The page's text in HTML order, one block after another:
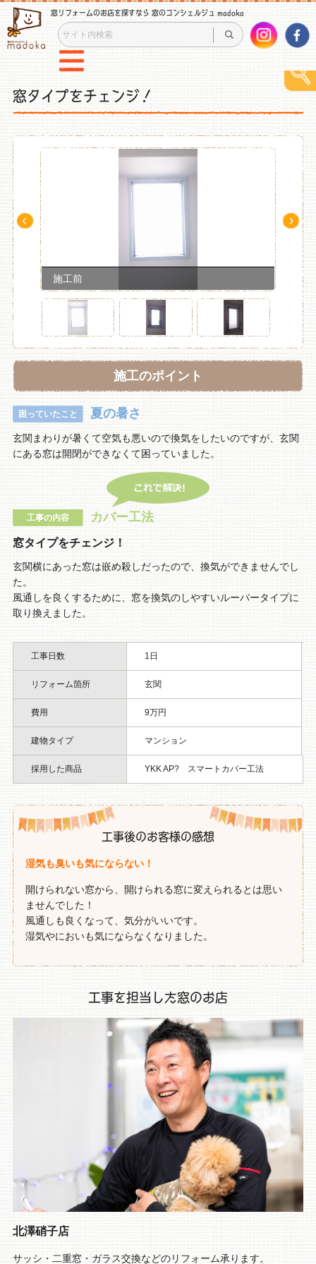
窓リフォームのお店を探すなら 窓のコンシェルジュ madoka
窓タイプをチェンジ！
施工前
施工のポイント
困っていたこと 夏の暑さ
玄関まわりが暑くて空気も悪いので換気をしたいのですが、玄関
にある窓は開閉ができなくて困っていました。
工事の内容 カバー工法
窓タイプをチェンジ！
玄関横にあった窓は嵌め殺しだったので、換気ができませんでし
た。
風通しを良くするために、窓を換気のしやすいルーバータイプに
取り換えました。
工事日数 1日
リフォーム箇所 玄関
費用 9万円
建物タイプ マンション
採用した商品 YKK AP? スマートカバー工法
工事後のお客様の感想
湿気も臭いも気にならない！
開けられない窓から、開けられる窓に変えられるとは思い
ませんでした！
風通しも良くなって、気分がいいです。
湿気やにおいも気にならなくなりました。
工事を担当した窓のお店
北澤硝子店
サッシ・二重窓・ガラス交換などのリフォーム承ります。